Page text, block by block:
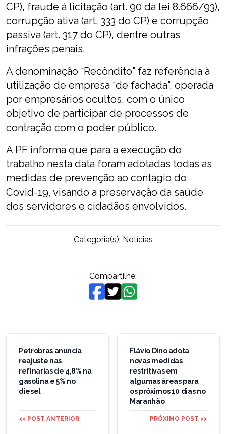
CP), fraude à licitação (art. 90 da lei 8.666/93),
corrupção ativa (art. 333 do CP) e corrupção
passiva (art. 317 do CP), dentre outras
infrações penais.
A denominação “Recôndito” faz referência à
utilização de empresa “de fachada”, operada
por empresários ocultos, com o único
objetivo de participar de processos de
contração com o poder público.
A PF informa que para a execução do
trabalho nesta data foram adotadas todas as
medidas de prevenção ao contágio do
Covid-19, visando a preservação da saúde
dos servidores e cidadãos envolvidos.
Categoria(s): Notícias
Compartilhe:
Navegação
Post
Petrobras anuncia
reajuste nas
refinarias de 4,8% na
gasolina e 5% no
diesel
<< POST ANTERIOR
Flávio Dino adota
novas medidas
restritivas em
algumas áreas para
os próximos 10 dias no
Maranhão
PRÓXIMO POST >>